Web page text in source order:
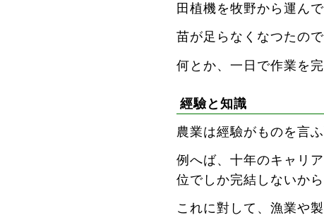
田植機を牧野から運ん
苗が足らなくなつたの
何とか、一日で作業を完
經驗と知識
農業は經驗がものを言
例へば、十年のキャリ
位でしか完結しないか
これに對して、漁業や